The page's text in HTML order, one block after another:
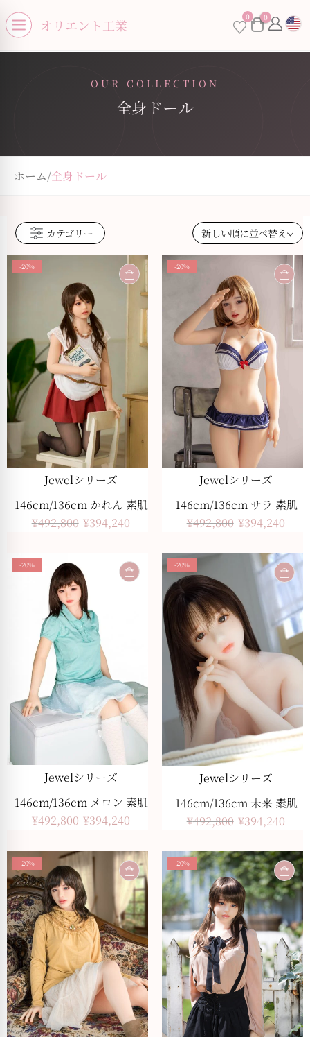
Open menu
オリエント工業 0 0×
menu
OUR COLLECTION
全身ドール
ホーム/全身ドール
カテゴリー
-20%
Jewelシリーズ
146cm/136cm かれん 素肌
¥492,800 ¥394,240
-20%
Jewelシリーズ
146cm/136cm サラ 素肌
¥492,800 ¥394,240
-20%
Jewelシリーズ
146cm/136cm メロン 素肌
¥492,800 ¥394,240
-20%
Jewelシリーズ
146cm/136cm 未来 素肌
¥492,800 ¥394,240
-20% -20%